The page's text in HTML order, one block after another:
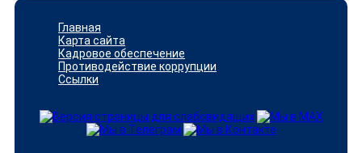
Главная
Карта сайта
Кадровое обеспечение
Противодействие коррупции
Ссылки